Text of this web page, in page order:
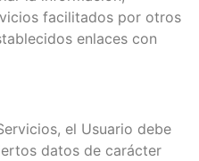
facilitados por otros
enlaces con
el Usuario debe
datos de carácter